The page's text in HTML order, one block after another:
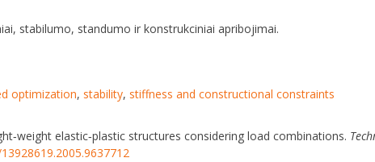
stabilumo, standumo ir konstrukciniai apribojimai.
optimization, stability, stiffness and constructional constraints
elastic‐plastic structures considering load combinations.